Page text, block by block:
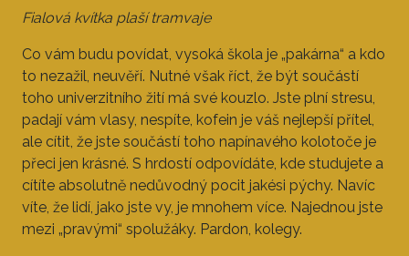
Fialová kvítka plaší tramvaje
Co vám budu povídat, vysoká škola je „pakárna“ a kdo
to nezažil, neuvěří. Nutné však říct, že být součástí
toho univerzitního žití má své kouzlo. Jste plní stresu,
padají vám vlasy, nespíte, kofein je váš nejlepší přítel,
ale cítit, že jste součástí toho napínavého kolotoče je
přeci jen krásné. S hrdostí odpovídáte, kde studujete a
cítíte absolutně nedůvodný pocit jakési pýchy. Navíc
víte, že lidí, jako jste vy, je mnohem více. Najednou jste
mezi „pravými“ spolužáky. Pardon, kolegy.